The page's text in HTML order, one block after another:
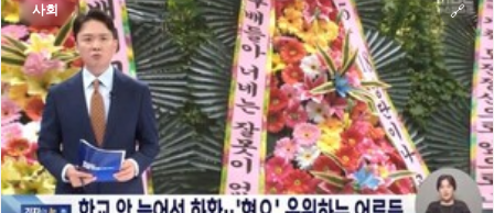
사회 🔗